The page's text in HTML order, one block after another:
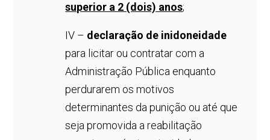
superior a 2 (dois) anos;
IV – declaração de inidoneidade
para licitar ou contratar com a
Administração Pública enquanto
perdurarem os motivos
determinantes da punição ou até que
seja promovida a reabilitação